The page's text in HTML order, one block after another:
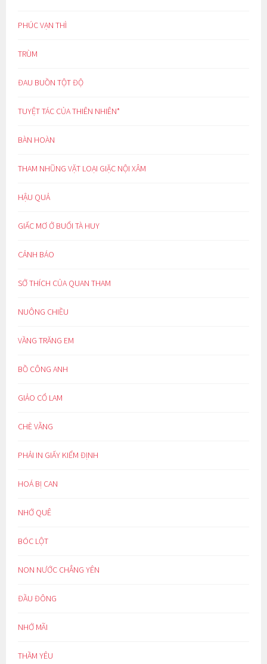
PHÚC VẠN THÌ
TRÙM
ĐAU BUỒN TỘT ĐỘ
TUYỆT TÁC CỦA THIÊN NHIÊN*
BÀN HOÀN
THAM NHŨNG VẶT LOẠI GIẶC NỘI XÂM
HẬU QUẢ
GIẤC MƠ Ở BUỔI TÀ HUY
CẢNH BÁO
SỞ THÍCH CỦA QUAN THAM
NUÔNG CHIỀU
VẦNG TRĂNG EM
BỒ CÔNG ANH
GIẢO CỔ LAM
CHÈ VẰNG
PHẢI IN GIẤY KIỂM ĐỊNH
HOÁ BỊ CAN
NHỚ QUÊ
BÓC LỘT
NON NƯỚC CHẲNG YÊN
ĐẦU ĐÔNG
NHỚ MÃI
THẦM YÊU